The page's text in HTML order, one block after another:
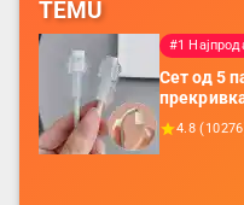
TEMU
#1
Сет од 5
додатоци
4.8 (10276